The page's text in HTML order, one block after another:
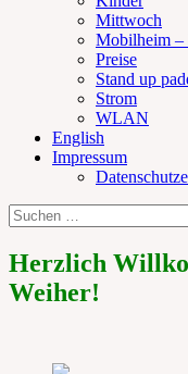
Mittwoch
Mobilheim –
Preise
Stand up
Strom
WLAN
English
Impressum
Suchen
Suche
nach:
Herzlich
Weiher!